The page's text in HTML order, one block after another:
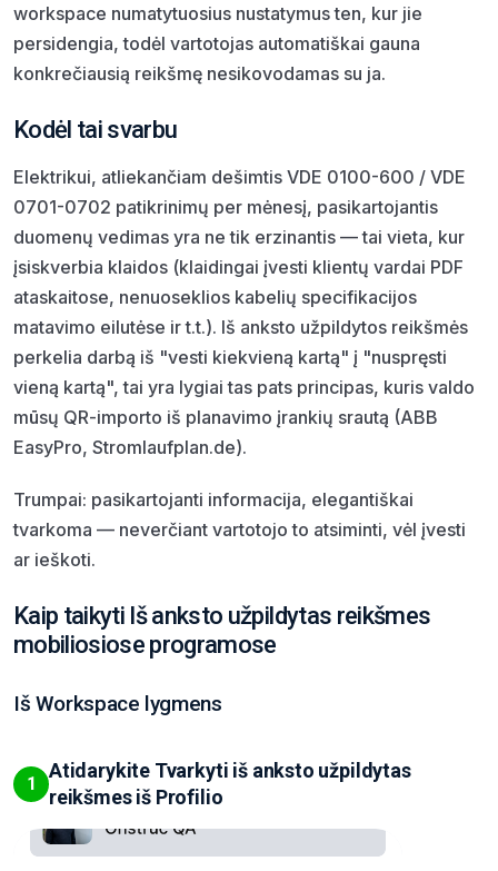
workspace numatytuosius nustatymus ten, kur jie
persidengia, todėl vartotojas automatiškai gauna
konkrečiausią reikšmę nesikovodamas su ja.
Kodėl tai svarbu
Elektrikui, atliekančiam dešimtis VDE 0100-600 / VDE
0701-0702 patikrinimų per mėnesį, pasikartojantis
duomenų vedimas yra ne tik erzinantis — tai vieta, kur
įsiskverbia klaidos (klaidingai įvesti klientų vardai PDF
ataskaitose, nenuoseklios kabelių specifikacijos
matavimo eilutėse ir t.t.). Iš anksto užpildytos reikšmės
perkelia darbą iš "vesti kiekvieną kartą" į "nuspręsti
vieną kartą", tai yra lygiai tas pats principas, kuris valdo
mūsų QR-importo iš planavimo įrankių srautą (ABB
EasyPro, Stromlaufplan.de).
Trumpai: pasikartojanti informacija, elegantiškai
tvarkoma — neverčiant vartotojo to atsiminti, vėl įvesti
ar ieškoti.
Kaip taikyti Iš anksto užpildytas reikšmes
mobiliosiose programose
Iš Workspace lygmens
1
Atidarykite Tvarkyti iš anksto užpildytas
reikšmes iš Profilio